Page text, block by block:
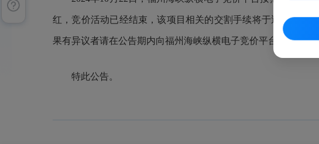
红，竞价活动已经结束，该项目相关的交割手续将于近期办理
果有异议者请在公告期内向福州海峡纵横电子竞价平台运营中心
特此公告。